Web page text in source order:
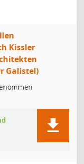
Kissler
Galistel)